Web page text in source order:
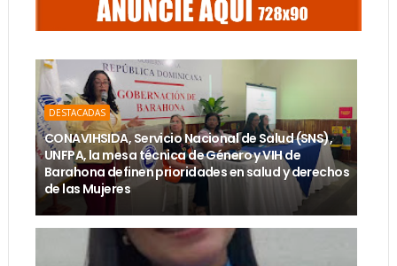
DESTACADAS
CONAVIHSIDA, Servicio Nacional de Salud (SNS),
UNFPA, la mesa técnica de Género y VIH de
Barahona definen prioridades en salud y derechos
de las Mujeres